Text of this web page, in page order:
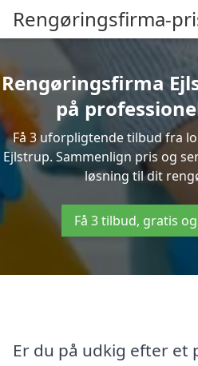
Rengøringsfirma-
Rengøringsfirma
på
Få 3 uforpligtende tilbud fra
Ejlstrup. Sammenlign pris og
løsning til dit
Få 3 tilbud, gratis
Er du på udkig efter et